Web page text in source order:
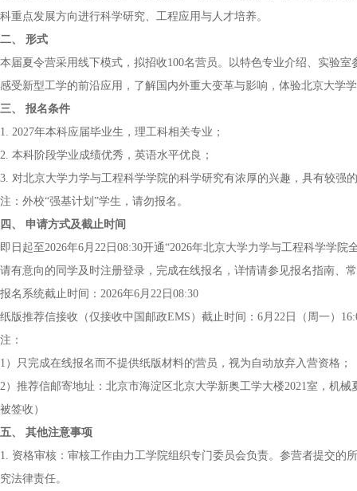
科重点发展方向进行科学研究、工程应用与人才培养。
二、 形式
本届夏令营采用线下模式，拟招收100名营员。以特色专业介绍、实验
感受新型工学的前沿应用，了解国内外重大变革与影响，体验北京大学
三、 报名条件
1. 2027年本科应届毕业生，理工科相关专业；
2. 本科阶段学业成绩优秀，英语水平优良；
3. 对北京大学力学与工程科学学院的科学研究有浓厚的兴趣，具有较强
注：外校“强基计划”学生，请勿报名。
四、 申请方式及截止时间
即日起至2026年6月22日08:30开通“2026年北京大学力学与工程科学学
请有意向的同学及时注册登录，完成在线报名，详情请参见报名指南、
报名系统截止时间：2026年6月22日08:30
纸版推荐信接收（仅接收中国邮政EMS）截止时间：6月22日（周一）
注：
1）只完成在线报名而不提供纸版材料的营员，视为自动放弃入营资格；
2）推荐信邮寄地址：北京市海淀区北京大学新奥工学大楼2021室，机
被签收）
五、 其他注意事项
1. 资格审核：审核工作由力工学院组织专门委员会负责。参营者提交
究法律责任。